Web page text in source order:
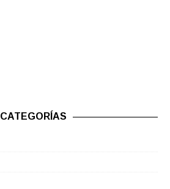
CATEGORÍAS